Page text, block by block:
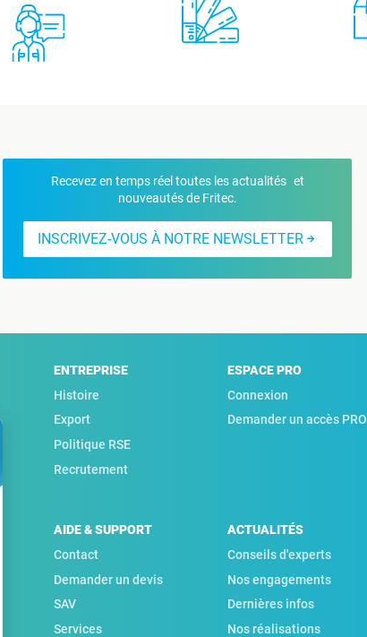
Recevez en temps réel toutes les actualités et
nouveautés de Fritec.
INSCRIVEZ-VOUS À NOTRE NEWSLETTER
ENTREPRISE
Histoire
Export
Politique RSE
Recrutement
ESPACE PRO
Connexion
Demander un accès PRO
AIDE & SUPPORT
Contact
Demander un devis
SAV
Services
ACTUALITÉS
Conseils d'experts
Nos engagements
Dernières infos
Nos réalisations